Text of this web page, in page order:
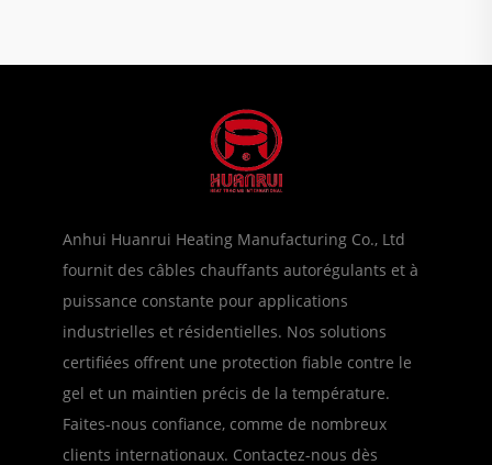
Anhui Huanrui Heating Manufacturing Co., Ltd
fournit des câbles chauffants autorégulants et à
puissance constante pour applications
industrielles et résidentielles. Nos solutions
certifiées offrent une protection fiable contre le
gel et un maintien précis de la température.
Faites-nous confiance, comme de nombreux
clients internationaux. Contactez-nous dès